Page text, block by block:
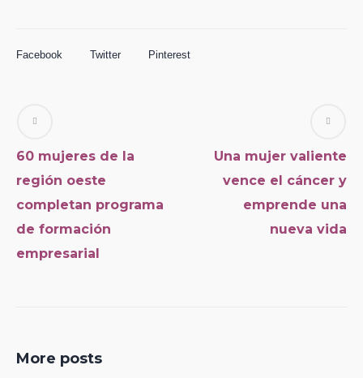
Facebook Twitter Pinterest
60 mujeres de la
región oeste
completan programa
de formación
empresarial
Una mujer valiente
vence el cáncer y
emprende una
nueva vida
More posts